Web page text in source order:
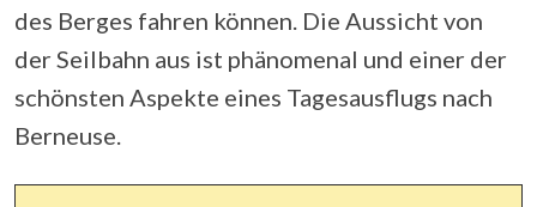
des Berges fahren können. Die Aussicht von
der Seilbahn aus ist phänomenal und einer der
schönsten Aspekte eines Tagesausflugs nach
Berneuse.